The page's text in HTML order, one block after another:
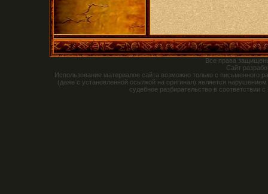
Все права
Сайт
Использование материалов сайта возможно только с письменного
(даже с установленной ссылкой на оригинал) является
судебное разбирательство в